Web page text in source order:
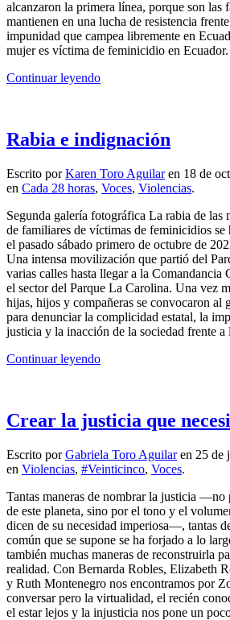
alcanzaron la primera línea, porque son las
mantienen en una lucha de resistencia
impunidad que campea libremente en
mujer es víctima de feminicidio en
Continuar leyendo
Rabia e indignación
Escrito porKaren Toro Aguilaren 18 de
en Cada 28 horas, Voces, Violencias.
Segunda galería fotográfica La rabia de las
de familiares de víctimas de feminicidios se
el pasado sábado primero de octubre de
Una intensa movilización que partió del
varias calles hasta llegar a la Comandancia
el sector del Parque La Carolina. Una vez
hijas, hijos y compañeras se convocaron
para denunciar la complicidad estatal, la
justicia y la inacción de la sociedad frente a
Continuar leyendo
Crear la justicia que
Escrito porGabriela Toro Aguilaren 25 de
en Violencias, #Veinticinco, Voces.
Tantas maneras de nombrar la justicia —no
de este planeta, sino por el tono y el
dicen de su necesidad imperiosa—, tantas
común que se supone se ha forjado a lo
también muchas maneras de reconstruirla
realidad. Con Bernarda Robles, Elizabeth
y Ruth Montenegro nos encontramos por
conversar pero la virtualidad, el recién
el estar lejos y la injusticia nos pone un